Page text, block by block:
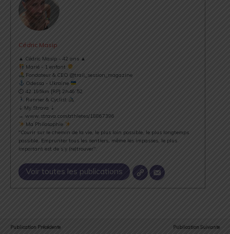
Cédric Masip
▲ Cédric Masip - 42 ans ▲
Marié - 1 enfant
Fondateur & CEO @trail_session_magazine
Odessa - Ukraine
⏱ 42.195km [RP] 2h46’52
Runner & Cyclist
⇣ My Strava ⇣
→ www.strava.com/athletes/18867396
Ma Philosophie
"Courir sur le chemin de la vie, le plus loin possible, le plus longtemps
possible. Emprunter tous les sentiers, même les impasses, le plus
important est de s’y (re)trouver".
Voir toutes les publications
Publication Précédente
Publication Suivante